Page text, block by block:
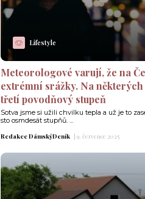
Lifestyle
Meteorologové varují, že na
extrémní srážky. Na
třetí povodňový stupeň
Sotva jsme si užili chvilku tepla a už je to
sto osmdesát stupňů. ...
Redakce DámskýDeník | 9. července 2025